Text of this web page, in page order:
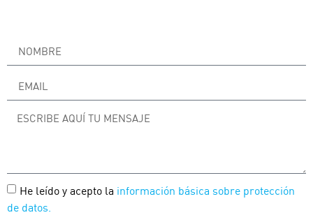
He leído y acepto la información básica sobre protección
de datos.